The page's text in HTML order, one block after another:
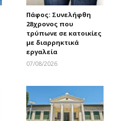
Πάφος: Συνελήφθη
28χρονος που
τρύπωνε σε κατοικίες
με διαρρηκτικά
εργαλεία
07/08/2026